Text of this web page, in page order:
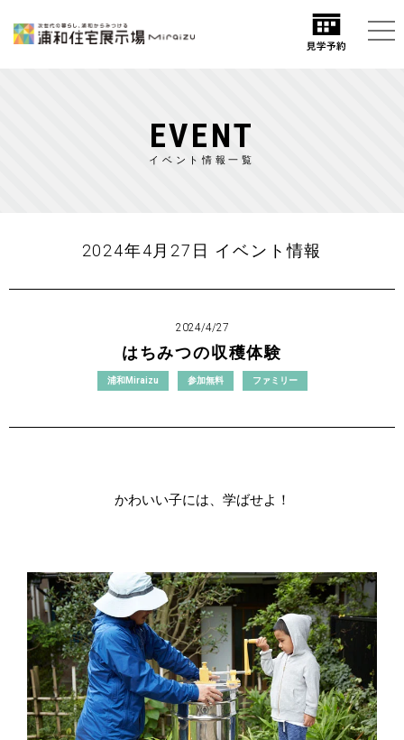
EVENT
イベント情報一覧
2024年4月27日 イベント情報
2024/4/27
はちみつの収穫体験
浦和Miraizu 参加無料 ファミリー
かわいい子には、学ばせよ！